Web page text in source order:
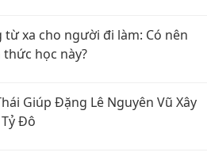
từ xa cho người đi làm: Có nên
học này?
Giúp Đặng Lê Nguyên Vũ Xây
Đô